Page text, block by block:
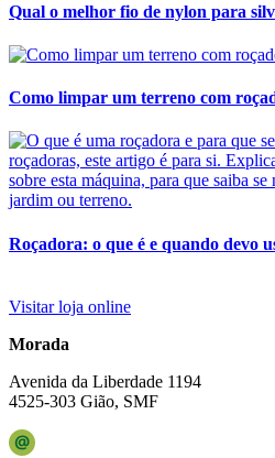
Qual o melhor fio de nylon para
Como limpar um terreno com
Roçadora: o que é e quando devo
Visitar loja online
Morada
Avenida da Liberdade 1194
4525-303 Gião, SMF